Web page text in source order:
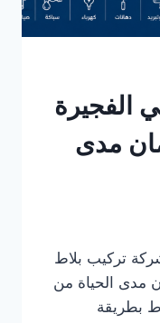
الفجيرة
ضمان مدى
تركيب بلاط
0582482610 ضمان مدى الحياة من
بطريقة